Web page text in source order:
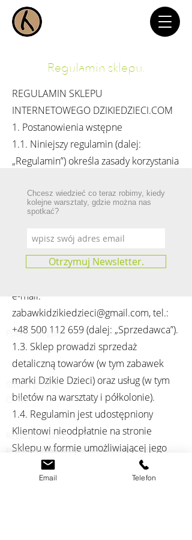
Regulamin sklepu.
REGULAMIN SKLEPU
INTERNETOWEGO DZIKIEDZIECI.COM
1. Postanowienia wstępne
1.1. Niniejszy regulamin (dalej:
„Regulamin”) określa zasady korzystania
się pod adresem URL:
http://dzikiedzieci.com
Anna Bera The Whole Elements z
siedzibą: Lechów 104 D, 26-004 Bieliny,
e-mail:
zabawkidzikiedzieci@gmail.com, tel.:
+48 500 112 659 (dalej: „Sprzedawca”).
1.3. Sklep prowadzi sprzedaż
detaliczną towarów (w tym zabawek
marki Dzikie Dzieci) oraz usług (w tym
biletów na warsztaty i półkolonie).
1.4. Regulamin jest udostępniony
Klientowi nieodpłatnie na stronie
Sklepu w formie umożliwiającej jego
pobranie, utrwalenie i wydrukowanie.
2. Wymajania techniczne
Chcesz wiedzieć co teraz robimy, kiedy
kolejne warsztaty, gdzie można nas
spotkać?
Otrzymuj Newsletter.
Powrót do góry
Strona główna
O nas
Regulamin Sklepu
Polityka prywatności
Regulamin warsztatów
Standardy ochrony małoletnich w pracowni
Email Telefon